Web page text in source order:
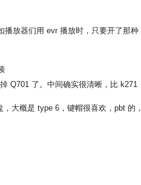
播放器们用 evr 播放时，只要开了那种
Q701 了。中间确实很清晰，比 k271
大概是 type 6，键帽很喜欢，pbt 的，